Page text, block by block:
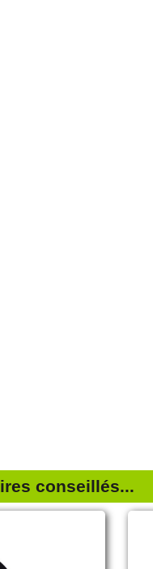
conseillés...